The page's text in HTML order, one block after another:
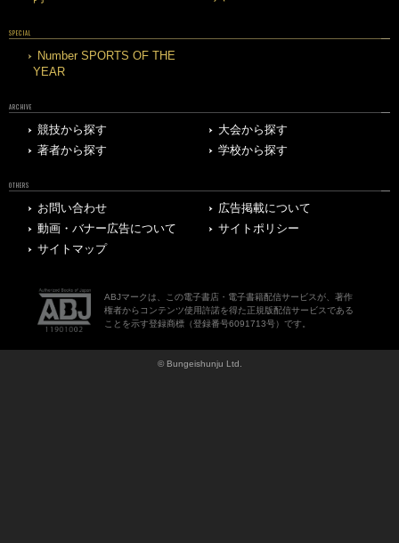
SPECIAL
Number SPORTS OF THE
YEAR
ARCHIVE
競技から探す
大会から探す
著者から探す
学校から探す
OTHERS
お問い合わせ
広告掲載について
動画・バナー広告について
サイトポリシー
サイトマップ
ABJマークは、この電子書店・電子書籍配信サービスが、著作
権者からコンテンツ使用許諾を得た正規版配信サービスである
ことを示す登録商標（登録番号6091713号）です。
© Bungeishunju Ltd.